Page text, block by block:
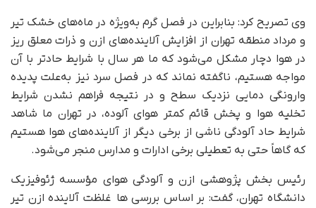
وی تصریح کرد: بنابراین در فصل گرم به‌ویژه در ماه‌های خشک تیر
و مرداد منطقه تهران از افزایش آلاینده‌های ازن و ذرات معلق ریز
در هوا دچار مشکل می‌شود که ما هر سال با شرایط حادتر با آن
مواجه هستیم، ناگفته نماند که در فصل سرد نیز به‌علت پدیده
وارونگی دمایی نزدیک سطح و در نتیجه فراهم نشدن شرایط
تخلیه هوا و پخش قائم کمتر هوای آلوده، در تهران ما شاهد
شرایط حاد آلودگی ناشی از برخی دیگر از آلاینده‌های هوا هستیم
که گاهاً حتی به تعطیلی برخی ادارات و مدارس منجر می‌شود.
رئیس بخش پژوهشی ازن و آلودگی هوای مؤسسه ژئوفیزیک
دانشگاه تهران، گفت: بر اساس بررسی ها غلظت آلاینده ازن تیر